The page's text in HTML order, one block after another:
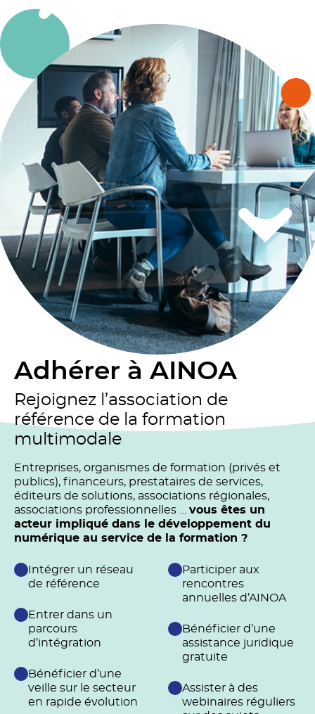
Adhérer à AINOA
Rejoignez l’association de
référence de la formation
multimodale
Entreprises, organismes de formation (privés et
publics), financeurs, prestataires de services,
éditeurs de solutions, associations régionales,
associations professionnelles … vous êtes un
acteur impliqué dans le développement du
numérique au service de la formation ?
Intégrer un réseau
de référence
Entrer dans un
parcours
d’intégration
Bénéficier d’une
veille sur le secteur
en rapide évolution
Participer aux
rencontres
annuelles d’AINOA
Bénéficier d’une
assistance juridique
gratuite
Assister à des
webinaires réguliers